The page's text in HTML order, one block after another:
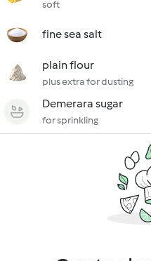
soft
fine sea salt
plain flour
plus extra for dusting
Demerara sugar
for sprinkling